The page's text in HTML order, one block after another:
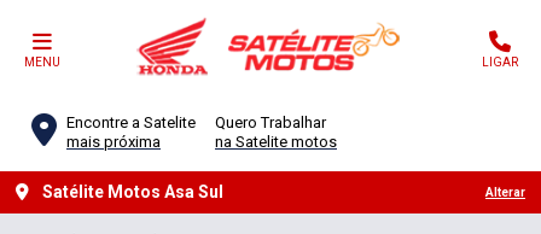
MENU LIGAR
Encontre a Satelite
mais próxima
Quero Trabalhar
na Satelite motos
Satélite Motos Asa Sul Alterar